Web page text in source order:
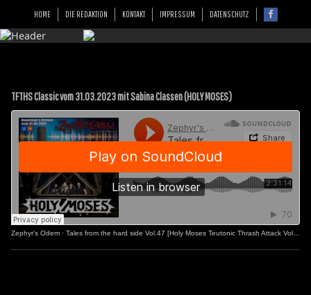
HOME DIE REDAKTION KONTAKT IMPRESSUM DATENSCHUTZ
TFTHS Classic vom 31.03.2023 mit Sabina Classen (HOLY MOSES)
Zephyr's Odem · Tales from the hard side Vol.47 [Holy Moses Teutonic Thrash Attack Vol.2]